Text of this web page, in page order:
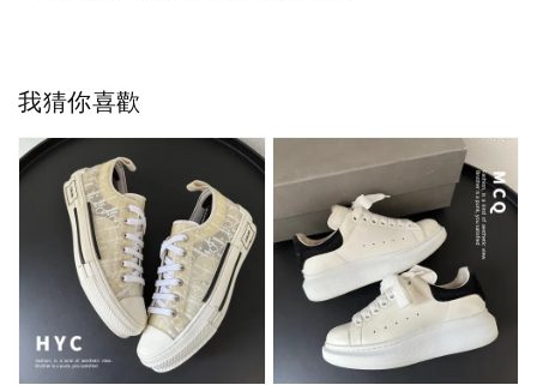
我猜你喜歡